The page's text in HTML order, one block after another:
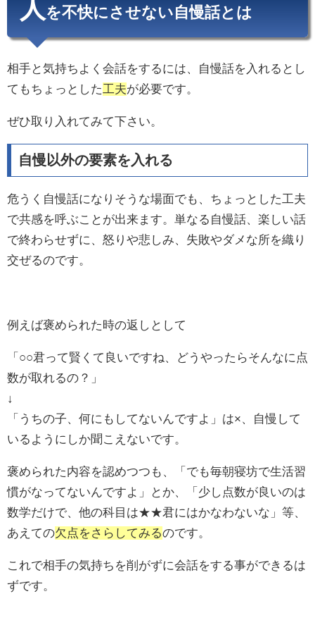
人を不快にさせない自慢話とは
相手と気持ちよく会話をするには、自慢話を入れるとし
てもちょっとした工夫が必要です。
ぜひ取り入れてみて下さい。
自慢以外の要素を入れる
危うく自慢話になりそうな場面でも、ちょっとした工夫
で共感を呼ぶことが出来ます。単なる自慢話、楽しい話
で終わらせずに、怒りや悲しみ、失敗やダメな所を織り
交ぜるのです。
例えば褒められた時の返しとして
「○○君って賢くて良いですね、どうやったらそんなに点
数が取れるの？」
↓
「うちの子、何にもしてないんですよ」は×、自慢して
いるようにしか聞こえないです。
褒められた内容を認めつつも、「でも毎朝寝坊で生活習
慣がなってないんですよ」とか、「少し点数が良いのは
数学だけで、他の科目は★★君にはかなわないな」等、
あえての欠点をさらしてみるのです。
これで相手の気持ちを削がずに会話をする事ができるは
ずです。